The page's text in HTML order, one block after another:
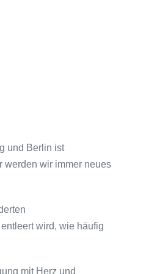
und Berlin ist
werden wir immer neues
wird, wie häufig
mit Herz und